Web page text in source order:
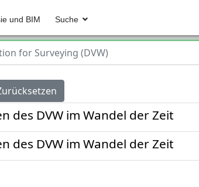
und BIM Suche
for Surveying (DVW)
des DVW im Wandel der Zeit
des DVW im Wandel der Zeit